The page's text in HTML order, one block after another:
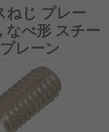
ねじ プレー
なべ形 スチー
レーン